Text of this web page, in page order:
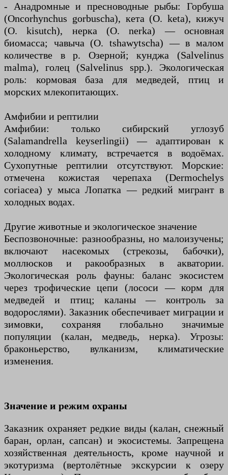
- Анадромные и пресноводные рыбы: Горбуша
(Oncorhynchus gorbuscha), кета (O. keta), кижуч
(O. kisutch), нерка (O. nerka) — основная
биомасса; чавыча (O. tshawytscha) — в малом
количестве в р. Озерной; кунджа (Salvelinus
malma), голец (Salvelinus spp.). Экологическая
роль: кормовая база для медведей, птиц и
морских млекопитающих.
Амфибии и рептилии
Амфибии: только сибирский углозуб
(Salamandrella keyserlingii) — адаптирован к
холодному климату, встречается в водоёмах.
Сухопутные рептилии отсутствуют. Морские:
отмечена кожистая черепаха (Dermochelys
coriacea) у мыса Лопатка — редкий мигрант в
холодных водах.
Другие животные и экологическое значение
Беспозвоночные: разнообразны, но малоизучены;
включают насекомых (стрекозы, бабочки),
моллюсков и ракообразных в акватории.
Экологическая роль фауны: баланс экосистем
через трофические цепи (лососи — корм для
медведей и птиц; каланы — контроль за
водорослями). Заказник обеспечивает миграции и
зимовки, сохраняя глобально значимые
популяции (калан, медведь, нерка). Угрозы:
браконьерство, вулканизм, климатические
изменения.
Значение и режим охраны
Заказник охраняет редкие виды (калан, снежный
баран, орлан, сапсан) и экосистемы. Запрещена
хозяйственная деятельность, кроме научной и
экотуризма (вертолётные экскурсии к озеру